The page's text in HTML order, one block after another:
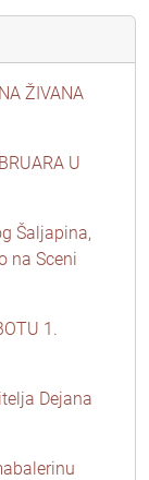
ŽIVANA
U
Šaljapina,
na Sceni
1.
Dejana